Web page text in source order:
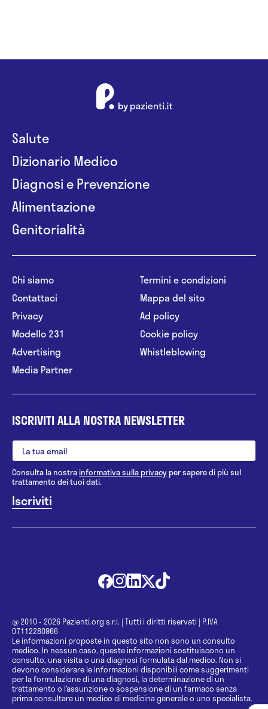
Salute
Dizionario Medico
Diagnosi e Prevenzione
Alimentazione
Genitorialità
Chi siamo
Contattaci
Privacy
Modello 231
Advertising
Media Partner
Termini e condizioni
Mappa del sito
Ad policy
Cookie policy
Whistleblowing
ISCRIVITI ALLA NOSTRA NEWSLETTER
Consulta la nostrainformativa sulla privacy per sapere di più sul
trattamento dei tuoi dati.
@ 2010 - 2026 Pazienti.org s.r.l. Tutti i diritti riservati P.IVA
07112280966
Le informazioni proposte in questo sito non sono un consulto
medico. In nessun caso, queste informazioni sostituiscono un
consulto, una visita o una diagnosi formulata dal medico. Non si
devono considerare le informazioni disponibili come suggerimenti
per la formulazione di una diagnosi, la determinazione di un
trattamento o l’assunzione o sospensione di un farmaco senza
prima consultare un medico di medicina generale o uno specialista.